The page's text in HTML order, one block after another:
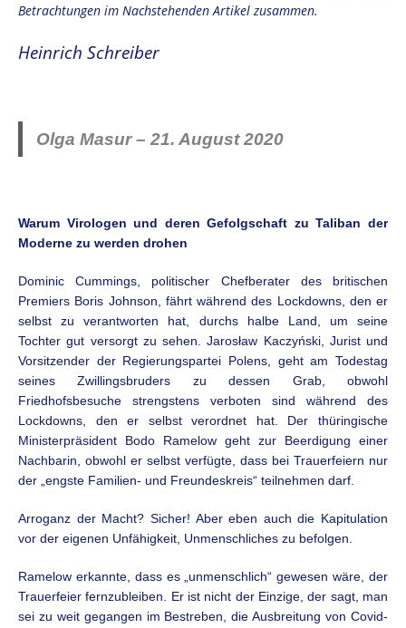
Betrachtungen im Nachstehenden Artikel zusammen.
Heinrich Schreiber
Olga Masur – 21. August 2020
Warum Virologen und deren Gefolgschaft zu Taliban der
Moderne zu werden drohen
Dominic Cummings, politischer Chefberater des britischen
Premiers Boris Johnson, fährt während des Lockdowns, den er
selbst zu verantworten hat, durchs halbe Land, um seine
Tochter gut versorgt zu sehen. Jarosław Kaczyński, Jurist und
Vorsitzender der Regierungspartei Polens, geht am Todestag
seines Zwillingsbruders zu dessen Grab, obwohl
Friedhofsbesuche strengstens verboten sind während des
Lockdowns, den er selbst verordnet hat. Der thüringische
Ministerpräsident Bodo Ramelow geht zur Beerdigung einer
Nachbarin, obwohl er selbst verfügte, dass bei Trauerfeiern nur
der „engste Familien- und Freundeskreis“ teilnehmen darf.
Arroganz der Macht? Sicher! Aber eben auch die Kapitulation
vor der eigenen Unfähigkeit, Unmenschliches zu befolgen.
Ramelow erkannte, dass es „unmenschlich“ gewesen wäre, der
Trauerfeier fernzubleiben. Er ist nicht der Einzige, der sagt, man
sei zu weit gegangen im Bestreben, die Ausbreitung von Covid-